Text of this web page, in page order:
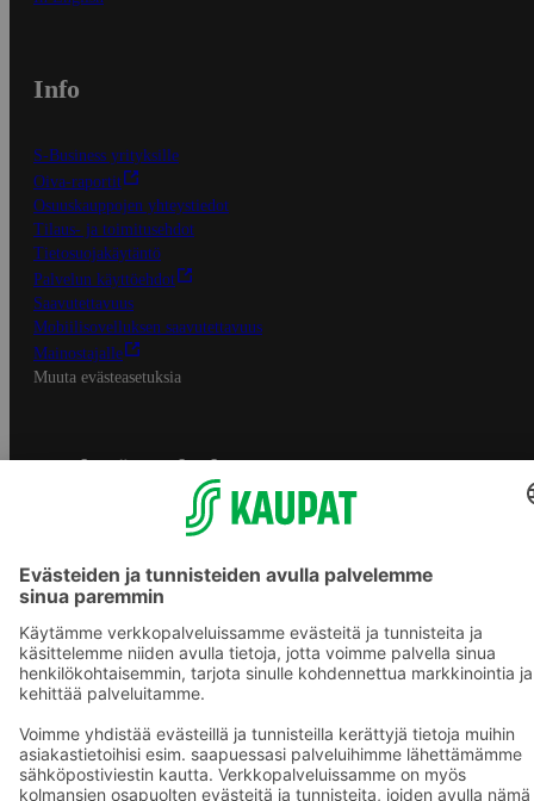
Info
S-Business yrityksille
Oiva-raportit
Osuuskauppojen yhteystiedot
Tilaus- ja toimitusehdot
Tietosuojakäytäntö
Palvelun käyttöehdot
Saavutettavuus
Mobiilisovelluksen saavutettavuus
Mainostajalle
Muuta evästeasetuksia
S-ryhmän palvelut
Asiakasomistajuus
Yhteishyvä Ruoka -sovellus
Prisma.fi
Sokos.fi
S-Pankki
Sokos Hotels
Raflaamo